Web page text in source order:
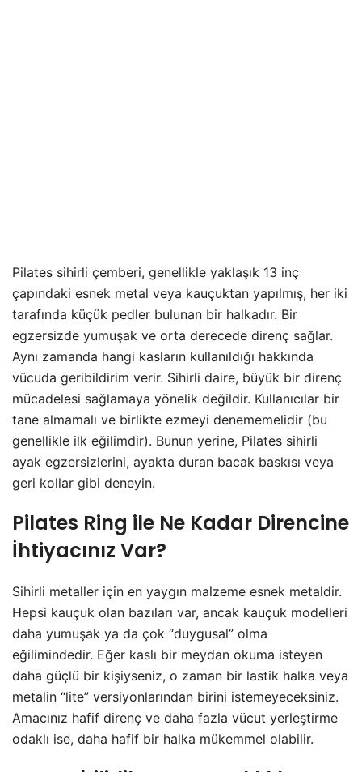
Pilates sihirli çemberi, genellikle yaklaşık 13 inç
çapındaki esnek metal veya kauçuktan yapılmış, her iki
tarafında küçük pedler bulunan bir halkadır. Bir
egzersizde yumuşak ve orta derecede direnç sağlar.
Aynı zamanda hangi kasların kullanıldığı hakkında
vücuda geribildirim verir. Sihirli daire, büyük bir direnç
mücadelesi sağlamaya yönelik değildir. Kullanıcılar bir
tane almamalı ve birlikte ezmeyi denememelidir (bu
genellikle ilk eğilimdir). Bunun yerine, Pilates sihirli
ayak egzersizlerini, ayakta duran bacak baskısı veya
geri kollar gibi deneyin.
Pilates Ring ile Ne Kadar Direncine
İhtiyacınız Var?
Sihirli metaller için en yaygın malzeme esnek metaldir.
Hepsi kauçuk olan bazıları var, ancak kauçuk modelleri
daha yumuşak ya da çok “duygusal” olma
eğilimindedir. Eğer kaslı bir meydan okuma isteyen
daha güçlü bir kişiyseniz, o zaman bir lastik halka veya
metalin “lite” versiyonlarından birini istemeyeceksiniz.
Amacınız hafif direnç ve daha fazla vücut yerleştirme
odaklı ise, daha hafif bir halka mükemmel olabilir.